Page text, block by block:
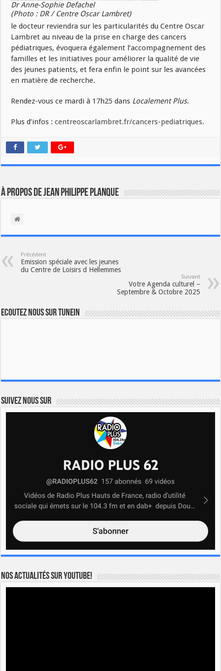
Dr Anne-Sophie Defachel
(Photo : DR / Centre Oscar Lambret)
le docteur reviendra sur les particularités du Centre Oscar
Lambret au niveau de la prise en charge des cancers
pédiatriques, évoquera également l’accompagnement des
familles et les initiatives pour améliorer la qualité de vie
des jeunes patients, et fera enfin le point sur les avancées
en matière de recherche.
Rendez-vous ce mardi à 17h25 dans Localement Plus.
Plus d’infos :centreoscarlambret.fr/cancers-pediatriques.
À propos de Jean Philippe Planque
Précédent
Emission spéciale avec les jeunes
du Centre de Loisirs d Hellemmes
Suivant
Votre Agenda culturel –
Septembre & Octobre 2025
Ecoutez nous sur TuneIn
Suivez nous sur
Nos actualités sur YOUTUBE!